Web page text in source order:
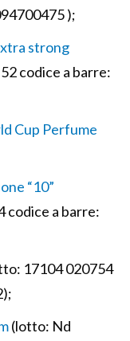
);
strong
codice a barre:
Cup Perfume
“10”
codice a barre:
17104 020754
(lotto: Nd